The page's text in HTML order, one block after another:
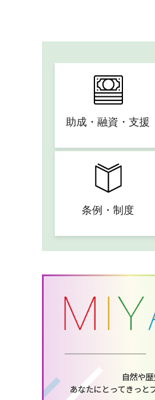
助成・融資・支援
条例・制度